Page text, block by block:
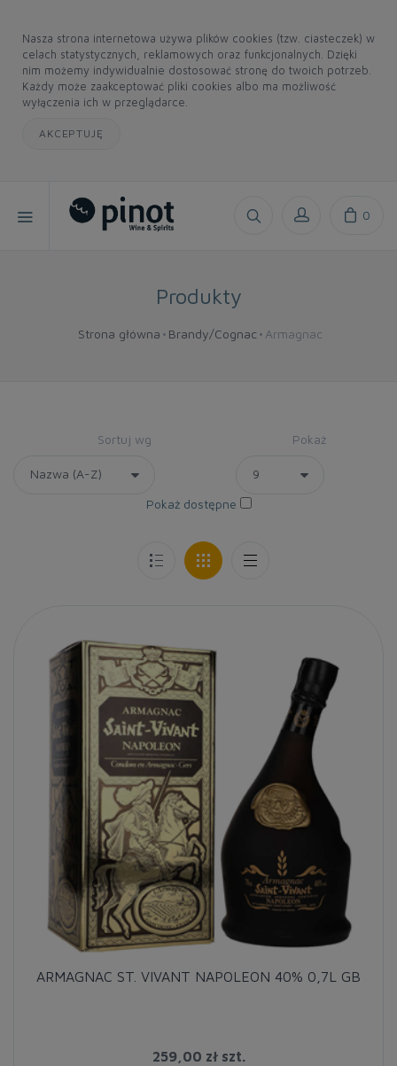
Nasza strona internetowa używa plików cookies (tzw. ciasteczek) w
celach statystycznych, reklamowych oraz funkcjonalnych. Dzięki
nim możemy indywidualnie dostosować stronę do twoich potrzeb.
Każdy może zaakceptować pliki cookies albo ma możliwość
wyłączenia ich w przeglądarce.
AKCEPTUJĘ
0
Produkty
Strona główna Brandy/Cognac Armagnac
Sortuj wg Pokaż
Pokaż dostępne
ARMAGNAC ST. VIVANT NAPOLEON 40% 0,7L GB
259,00 złszt.